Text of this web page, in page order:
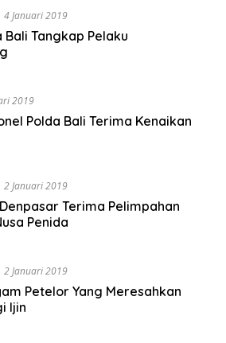
4 Januari 2019
Tangkap Pelaku
2019
Polda Bali Terima Kenaikan
2 Januari 2019
Terima Pelimpahan
Penida
2 Januari 2019
Petelor Yang Meresahkan
Ijin